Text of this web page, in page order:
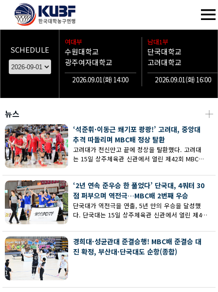
SCHEDULE
여대부
수원대학교
광주여자대학교
2026.09.01(화) 14:00
남대1부
단국대학교
고려대학교
2026.09.01(화) 16:00
뉴스 ┼
‘석준휘·이동근 쐐기포 쾅쾅!’ 고려대, 중앙대
추격 따돌리며 MBC배 정상 탈환
고려대가 천신만고 끝에 정상을 탈환했다. 고려대
는 15일 상주체육관 신관에서 열린 제42회 MBC배
추격을 따돌리며 73-62로 승리했다.
‘2년 연속 준우승 한 풀었다’ 단국대, 4쿼터 30
점 퍼부으며 역전극…MBC배 2번째 우승
단국대가 역전극을 연출, 5년 만의 우승을 달성했
다. 단국대는 15일 상주체육관 신관에서 열린 제42
서 부산대에 73-67로 역전승했다.
경희대·성균관대 준결승행! MBC배 준결승 대
진 확정, 부산대·단국대도 순항(종합)